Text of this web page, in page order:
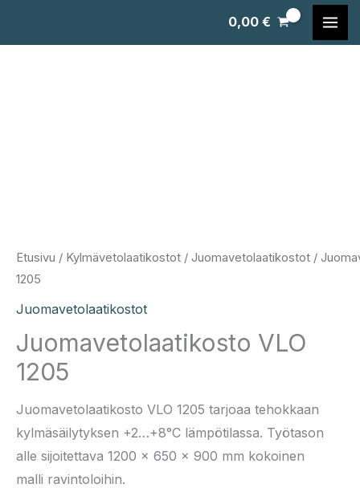
0,00€
Etusivu / Kylmävetolaatikostot / Juomavetolaatikostot /
1205
Juomavetolaatikostot
Juomavetolaatikosto VLO
1205
Juomavetolaatikosto VLO 1205 tarjoaa tehokkaan
kylmäsäilytyksen +2…+8°C lämpötilassa. Työtason
alle sijoitettava 1200 × 650 × 900 mm kokoinen
malli ravintoloihin.